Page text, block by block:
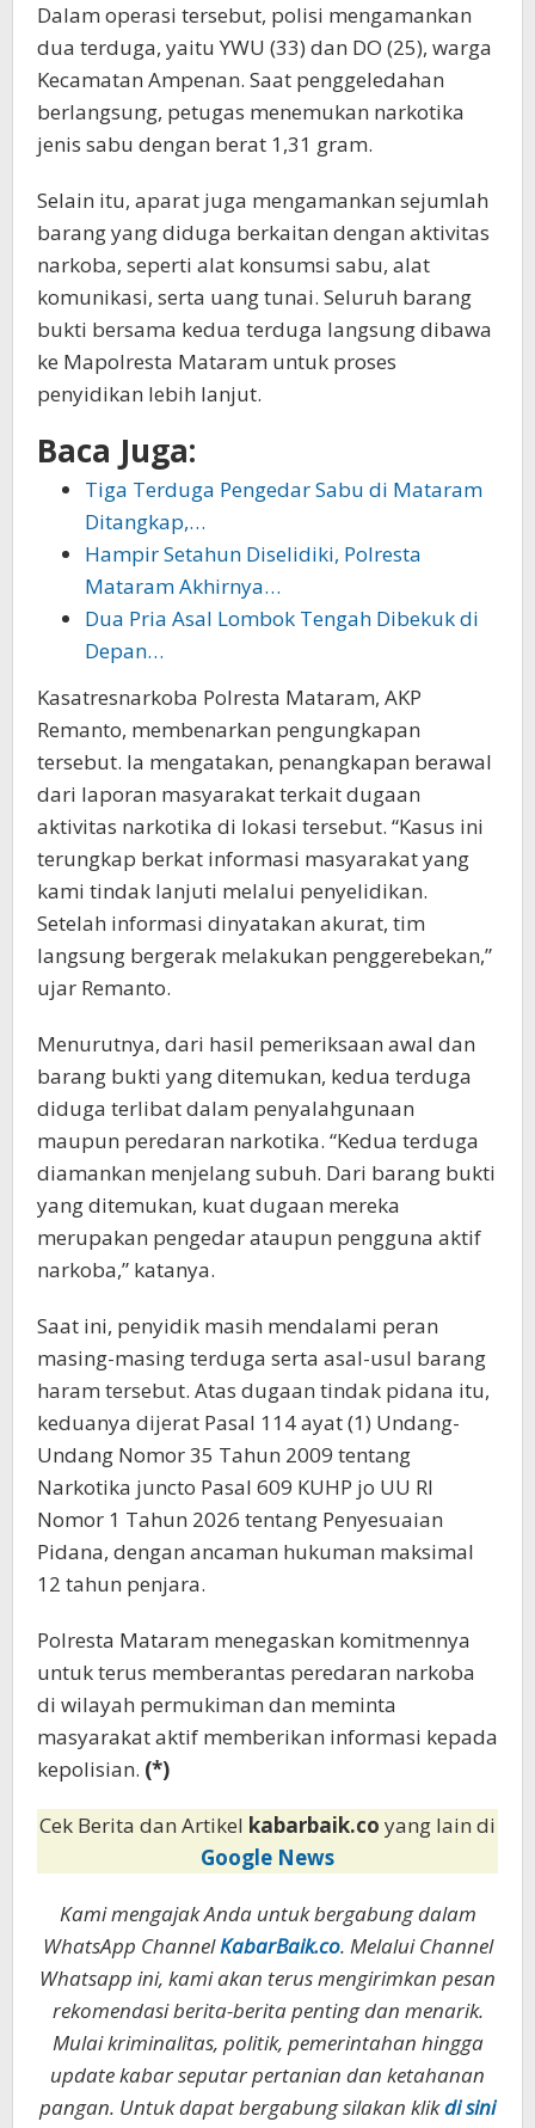
Dalam operasi tersebut, polisi mengamankan
dua terduga, yaitu YWU (33) dan DO (25), warga
Kecamatan Ampenan. Saat penggeledahan
berlangsung, petugas menemukan narkotika
jenis sabu dengan berat 1,31 gram.
Selain itu, aparat juga mengamankan sejumlah
barang yang diduga berkaitan dengan aktivitas
narkoba, seperti alat konsumsi sabu, alat
komunikasi, serta uang tunai. Seluruh barang
bukti bersama kedua terduga langsung dibawa
ke Mapolresta Mataram untuk proses
penyidikan lebih lanjut.
Baca Juga:
Tiga Terduga Pengedar Sabu di Mataram
Ditangkap,…
Hampir Setahun Diselidiki, Polresta
Mataram Akhirnya…
Dua Pria Asal Lombok Tengah Dibekuk di
Depan…
Kasatresnarkoba Polresta Mataram, AKP
Remanto, membenarkan pengungkapan
tersebut. Ia mengatakan, penangkapan berawal
dari laporan masyarakat terkait dugaan
aktivitas narkotika di lokasi tersebut. “Kasus ini
terungkap berkat informasi masyarakat yang
kami tindak lanjuti melalui penyelidikan.
Setelah informasi dinyatakan akurat, tim
langsung bergerak melakukan penggerebekan,”
ujar Remanto.
Menurutnya, dari hasil pemeriksaan awal dan
barang bukti yang ditemukan, kedua terduga
diduga terlibat dalam penyalahgunaan
maupun peredaran narkotika. “Kedua terduga
diamankan menjelang subuh. Dari barang bukti
yang ditemukan, kuat dugaan mereka
merupakan pengedar ataupun pengguna aktif
narkoba,” katanya.
Saat ini, penyidik masih mendalami peran
masing-masing terduga serta asal-usul barang
haram tersebut. Atas dugaan tindak pidana itu,
keduanya dijerat Pasal 114 ayat (1) Undang-
Undang Nomor 35 Tahun 2009 tentang
Narkotika juncto Pasal 609 KUHP jo UU RI
Nomor 1 Tahun 2026 tentang Penyesuaian
Pidana, dengan ancaman hukuman maksimal
12 tahun penjara.
Polresta Mataram menegaskan komitmennya
untuk terus memberantas peredaran narkoba
di wilayah permukiman dan meminta
masyarakat aktif memberikan informasi kepada
kepolisian. (*)
Cek Berita dan Artikel kabarbaik.co yang lain di
Google News
Kami mengajak Anda untuk bergabung dalam
WhatsApp ChannelKabarBaik.co. Melalui Channel
Whatsapp ini, kami akan terus mengirimkan pesan
rekomendasi berita-berita penting dan menarik.
Mulai kriminalitas, politik, pemerintahan hingga
update kabar seputar pertanian dan ketahanan
pangan. Untuk dapat bergabung silakan klikdi sini